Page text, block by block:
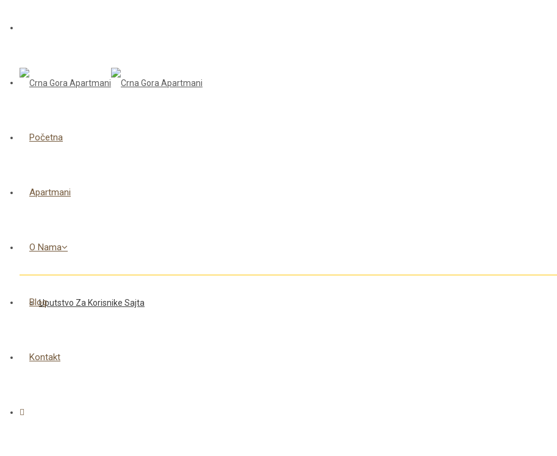
Početna
Apartmani
O Nama
Uputstvo Za Korisnike Sajta
Blog
Kontakt